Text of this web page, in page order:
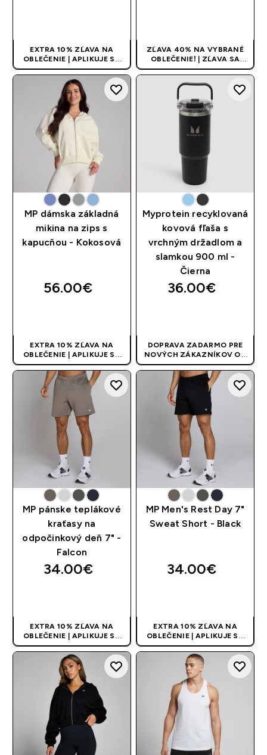
EXTRA 10% ZĽAVA NA
OBLEČENIE | APLIKUJE SA
AUTOMATICKY PRI KÚPE 3
KS
ZĽAVA 40% NA VYBRANÉ
OBLEČENIE! | ZĽAVA SA
APLIKUJE AUTOMATICKY
MP dámska základná
mikina na zips s
kapucňou - Kokosová
56.00€‎
EXTRA 10% ZĽAVA NA
OBLEČENIE | APLIKUJE SA
AUTOMATICKY PRI KÚPE 3
KS
Myprotein recyklovaná
kovová fľaša s
vrchným držadlom a
slamkou 900 ml -
Čierna
36.00€‎
DOPRAVA ZADARMO PRE
NOVÝCH ZÁKAZNÍKOV OD
40 EUR| AKCIA SA APLIKUJE
AUTOMATICKY
MP pánske teplákové
kraťasy na
odpočinkový deň 7" -
Falcon
34.00€‎
EXTRA 10% ZĽAVA NA
OBLEČENIE | APLIKUJE SA
AUTOMATICKY PRI KÚPE 3
KS
MP Men's Rest Day 7"
Sweat Short - Black
34.00€‎
EXTRA 10% ZĽAVA NA
OBLEČENIE | APLIKUJE SA
AUTOMATICKY PRI KÚPE 3
KS